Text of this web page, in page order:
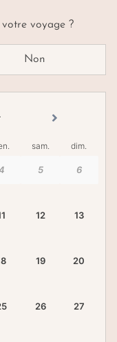
votre voyage ?
Non